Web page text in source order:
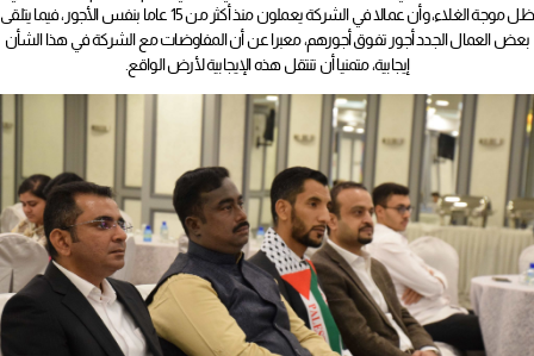
ظل موجة الغلاء، وأن عمالا في الشركة يعملون منذ أكثر من 15 عاما بنفس الأجور، فيما يتلقى
بعض العمال الجدد أجور تفوق أجورهم، معبرا عن أن المفاوضات مع الشركة في هذا الشأن
إيجابية، متمنيا أن تنتقل هذه الإيجابية لأرض الواقع.